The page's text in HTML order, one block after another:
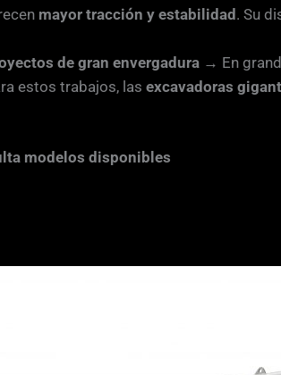
mayor tracción y estabilidad. Su
de gran envergadura → En
estos trabajos, las excavadoras
modelos disponibles